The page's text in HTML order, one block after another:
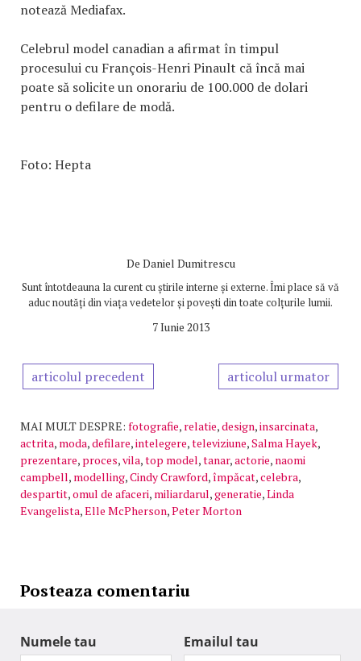
notează Mediafax.
Celebrul model canadian a afirmat în timpul
procesului cu François-Henri Pinault că încă mai
poate să solicite un onorariu de 100.000 de dolari
pentru o defilare de modă.
Foto: Hepta
De Daniel Dumitrescu
Sunt întotdeauna la curent cu știrile interne și externe. Îmi place să vă
aduc noutăți din viața vedetelor și povești din toate colțurile lumii.
7 Iunie 2013
articolul precedent articolul urmator
MAI MULT DESPRE: fotografie, relatie,design,insarcinata,
actrita, moda,defilare,intelegere,televiziune,Salma Hayek,
prezentare, proces,vila,top model,tanar,actorie, naomi
campbell, modelling,Cindy Crawford,împăcat,celebra,
despartit,omul de afaceri, miliardarul,generatie,Linda
Evangelista,Elle McPherson,Peter Morton
Posteaza comentariu
Numele tau Emailul tau